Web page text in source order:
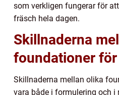
som verkligen fungerar för
fräsch hela dagen.
Skillnaderna
foundationer
Skillnaderna mellan olika
vara både i formulering och